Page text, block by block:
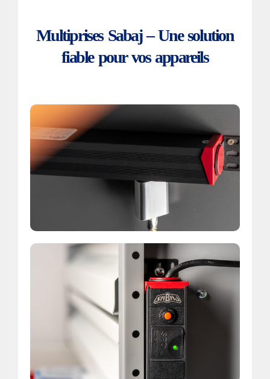
Multiprises Sabaj – Une solution
fiable pour vos appareils